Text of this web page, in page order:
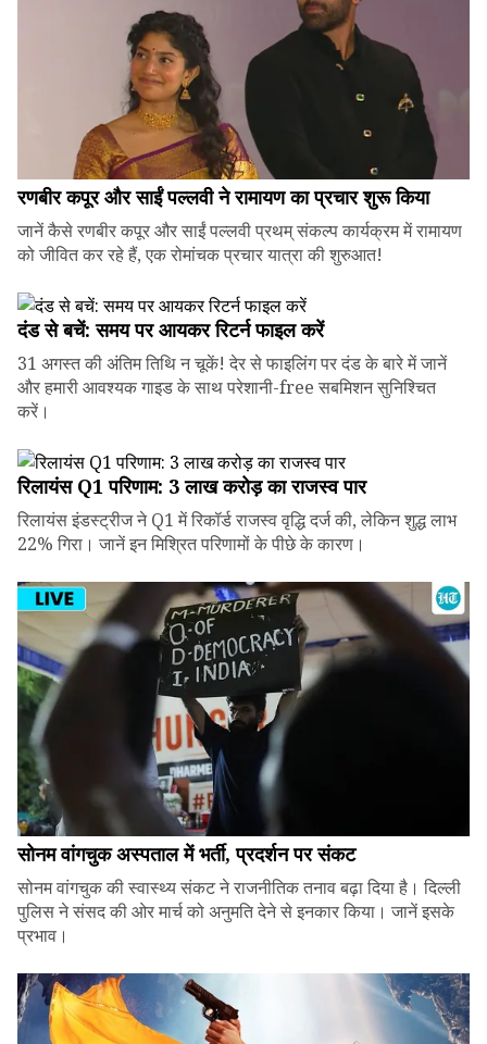
रणबीर कपूर और साईं पल्लवी ने रामायण का प्रचार शुरू किया
जानें कैसे रणबीर कपूर और साईं पल्लवी प्रथम् संकल्प कार्यक्रम में रामायण
को जीवित कर रहे हैं, एक रोमांचक प्रचार यात्रा की शुरुआत!
दंड से बचें: समय पर आयकर रिटर्न फाइल करें
31 अगस्त की अंतिम तिथि न चूकें! देर से फाइलिंग पर दंड के बारे में जानें
और हमारी आवश्यक गाइड के साथ परेशानी-free सबमिशन सुनिश्चित
करें।
रिलायंस Q1 परिणाम: ₹3 लाख करोड़ का राजस्व पार
रिलायंस इंडस्ट्रीज ने Q1 में रिकॉर्ड राजस्व वृद्धि दर्ज की, लेकिन शुद्ध लाभ
22% गिरा। जानें इन मिश्रित परिणामों के पीछे के कारण।
सोनम वांगचुक अस्पताल में भर्ती, प्रदर्शन पर संकट
सोनम वांगचुक की स्वास्थ्य संकट ने राजनीतिक तनाव बढ़ा दिया है। दिल्ली
पुलिस ने संसद की ओर मार्च को अनुमति देने से इनकार किया। जानें इसके
प्रभाव।